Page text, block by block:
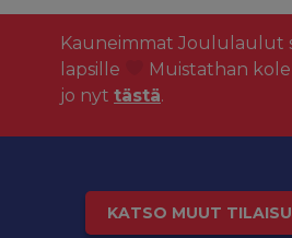
Kauneimmat Joululaulut
lapsille
Muistathan
jo nyt tästä.
KATSO MUUT